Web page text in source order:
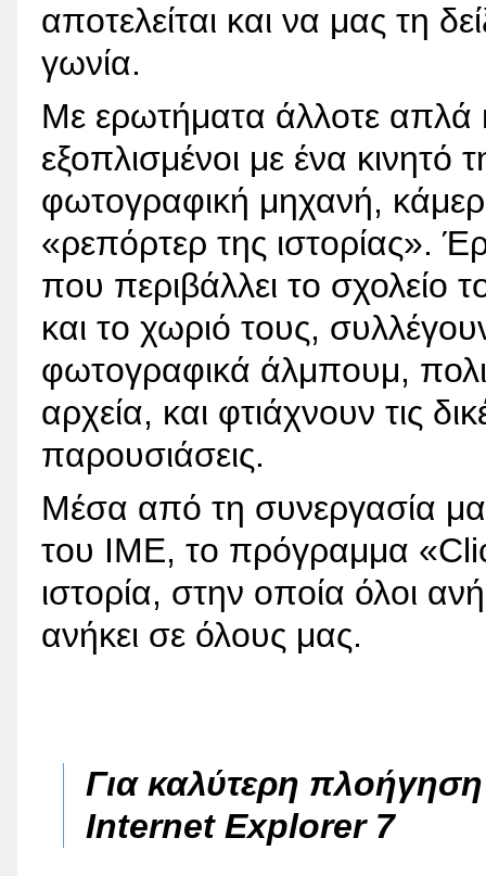
αποτελείται και να μας τη
γωνία.
Με ερωτήματα άλλοτε απλά
εξοπλισμένοι με ένα
φωτογραφική μηχανή,
«ρεπόρτερ της ιστορίας».
που περιβάλλει το σχολείο
και το χωριό τους,
φωτογραφικά άλμπουμ,
αρχεία, και φτιάχνουν τις
παρουσιάσεις.
Μέσα από τη συνεργασία
του ΙΜΕ, το πρόγραμμα
ιστορία, στην οποία όλοι
ανήκει σε όλους μας.
Για καλύτερη
Internet Explorer 7